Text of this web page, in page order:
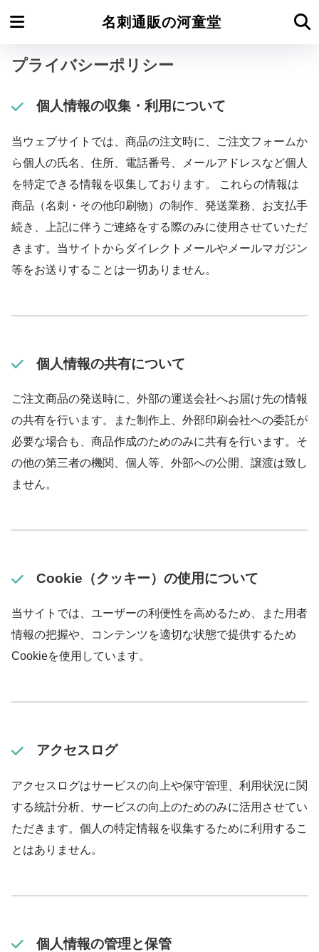
名刺通販の河童堂
ホーム インフォメーション
プライバシーポリシー
個人情報の収集・利用について
当ウェブサイトでは、商品の注文時に、ご注文フォームか
ら個人の氏名、住所、電話番号、メールアドレスなど個人
を特定できる情報を収集しております。 これらの情報は
商品（名刺・その他印刷物）の制作、発送業務、お支払手
続き、上記に伴うご連絡をする際のみに使用させていただ
きます。当サイトからダイレクトメールやメールマガジン
等をお送りすることは一切ありません。
個人情報の共有について
ご注文商品の発送時に、外部の運送会社へお届け先の情報
の共有を行います。また制作上、外部印刷会社への委託が
必要な場合も、商品作成のためのみに共有を行います。そ
の他の第三者の機関、個人等、外部への公開、譲渡は致し
ません。
Cookie（クッキー）の使用について
当サイトでは、ユーザーの利便性を高めるため、また用者
情報の把握や、コンテンツを適切な状態で提供するため
Cookieを使用しています。
アクセスログ
アクセスログはサービスの向上や保守管理、利用状況に関
する統計分析、サービスの向上のためのみに活用させてい
ただきます。個人の特定情報を収集するために利用するこ
とはありません。
個人情報の管理と保管